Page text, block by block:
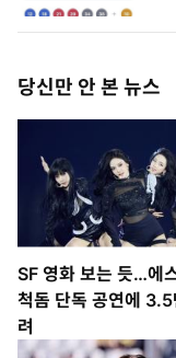
당신만 안 본 뉴스
SF 영화 보는 듯…에
척돔 단독 공연에 3.5
려